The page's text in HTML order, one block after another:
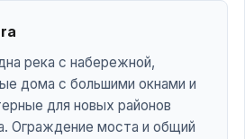
река с набережной,
дома с большими окнами и
для новых районов
Ограждение моста и общий